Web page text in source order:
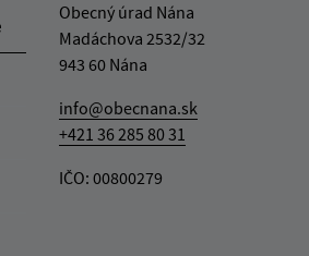
Obecný úrad Nána
Madáchova 2532/32
943 60 Nána
info@obecnana.sk
+421 36 285 80 31
IČO: 00800279